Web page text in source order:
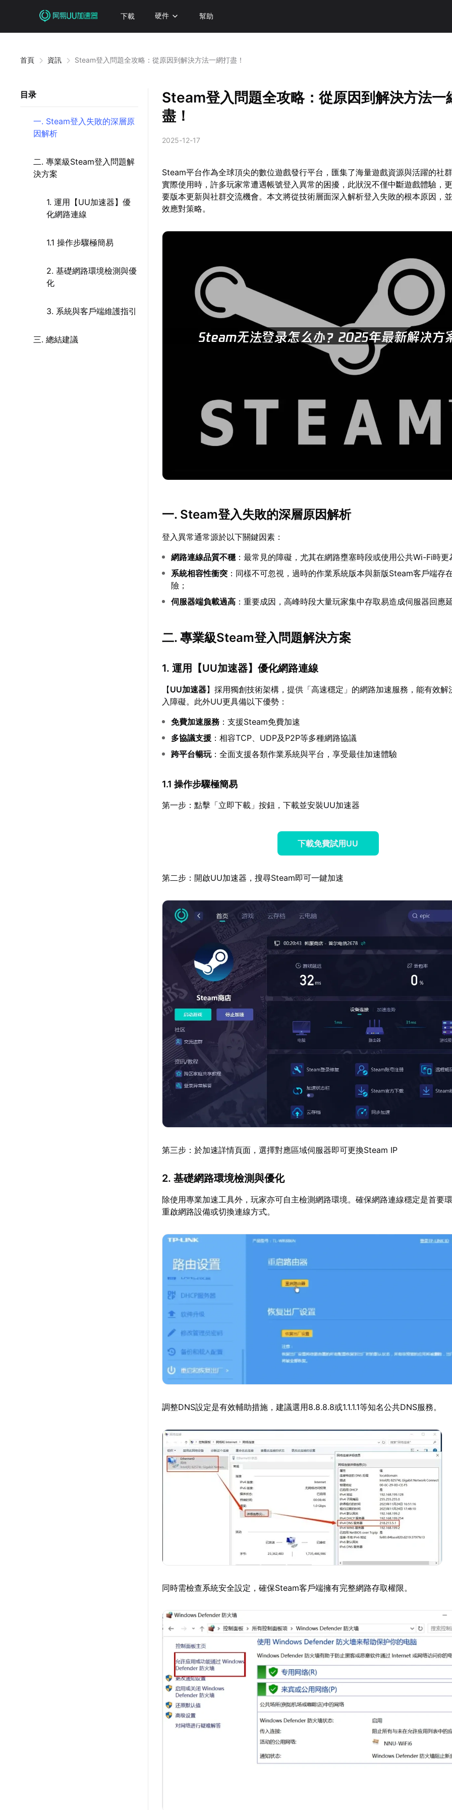
下載 硬件 幫助
首頁 資訊 Steam登入問題全攻略：從原因到解決方法一網打盡！
目录
一. Steam登入失敗的深層原
因解析
二. 專業級Steam登入問題解
決方案
1. 運用【UU加速器】優
化網路連線
1.1 操作步驟極簡易
2. 基礎網路環境檢測與優
化
3. 系統與客戶端維護指引
三. 總結建議
Steam登入問題全攻略：從原因到解決方法一
盡！
2025-12-17
Steam平台作為全球頂尖的數位遊戲發行平台，匯集了海量遊戲資源與活躍的社
實際使用時，許多玩家常遭遇帳號登入異常的困擾，此狀況不僅中斷遊戲體驗，
要版本更新與社群交流機會。本文將從技術層面深入解析登入失敗的根本原因，
效應對策略。
一. Steam登入失敗的深層原因解析
登入異常通常源於以下關鍵因素：
網路連線品質不穩 ：最常見的障礙，尤其在網路壅塞時段或使用公共Wi-Fi時更
系統相容性衝突 ：同樣不可忽視，過時的作業系統版本與新版Steam客戶端存
險；
伺服器端負載過高 ：重要成因，高峰時段大量玩家集中存取易造成伺服器回應延
二. 專業級Steam登入問題解決方案
1. 運用【UU加速器】優化網路連線
【UU加速器】採用獨創技術架構，提供「高速穩定」的網路加速服務，能有效解
入障礙。此外UU更具備以下優勢：
免費加速服務 ：支援Steam免費加速
多協議支援 ：相容TCP、UDP及P2P等多種網路協議
跨平台暢玩：全面支援各類作業系統與平台，享受最佳加速體驗
1.1 操作步驟極簡易
第一步：點擊「立即下載」按鈕，下載並安裝UU加速器
下載免費試用UU
第二步：開啟UU加速器，搜尋Steam即可一鍵加速
第三步：於加速詳情頁面，選擇對應區域伺服器即可更換Steam IP
2. 基礎網路環境檢測與優化
除使用專業加速工具外，玩家亦可自主檢測網路環境。確保網路連線穩定是首要
重啟網路設備或切換連線方式。
調整DNS設定是有效輔助措施，建議選用8.8.8.8或1.1.1.1等知名公共DNS服務。
同時需檢查系統安全設定，確保Steam客戶端擁有完整網路存取權限。